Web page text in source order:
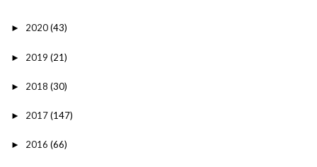
► 2020(43)
► 2019 (21)
► 2018 (30)
► 2017(147)
► 2016 (66)